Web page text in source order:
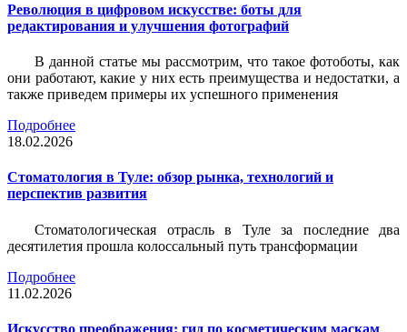
Революция в цифровом искусстве: боты для
редактирования и улучшения фотографий
В данной статье мы рассмотрим, что такое фотоботы, как
они работают, какие у них есть преимущества и недостатки, а
также приведем примеры их успешного применения
Подробнее
18.02.2026
Стоматология в Туле: обзор рынка, технологий и
перспектив развития
Стоматологическая отрасль в Туле за последние два
десятилетия прошла колоссальный путь трансформации
Подробнее
11.02.2026
Искусство преображения: гид по косметическим маскам